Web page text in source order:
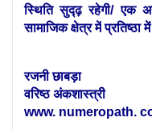
स्थितिसुद्ढ़रहेगी/ एक
सामाजिक क्षेत्र मेंप्रतिष्ठा में
रजनी छाबड़ा
वरिष्ठ अंकशास्त्री
www. numeropath.